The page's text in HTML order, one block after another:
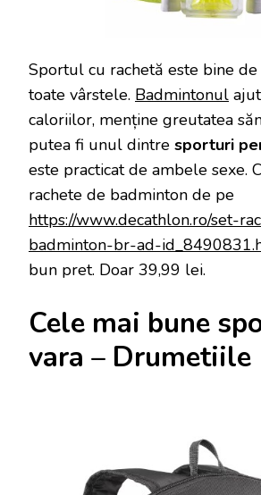
Sportul cu rachetă este bine
toate vârstele. Badmintonul
caloriilor, menține greutatea
putea fi unul dintre sporturi
este practicat de ambele sexe.
rachete de badminton de pe
https://www.decathlon.ro/set-
badminton-br-ad-
bun pret. Doar 39,99 lei.
Cele mai bune
vara – Drumetiile